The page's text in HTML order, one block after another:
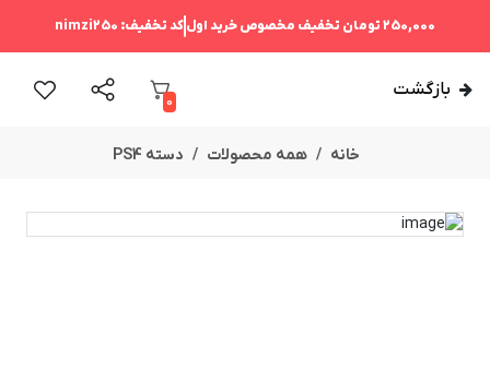
250,000 تومان تخفیف مخصوص خرید اولکد تخفیف: nimzi250
بازگشت
0
خانه همه محصولات دسته PS4